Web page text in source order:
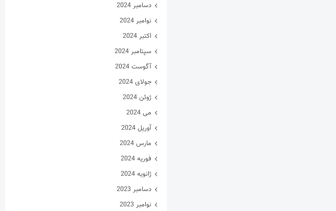
دسامبر 2024
نوامبر 2024
اکتبر 2024
سپتامبر 2024
آگوست 2024
جولای 2024
ژوئن 2024
می 2024
آوریل 2024
مارس 2024
فوریه 2024
ژانویه 2024
دسامبر 2023
نوامبر 2023